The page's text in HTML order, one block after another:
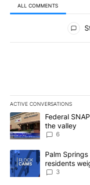
ALL COMMENTS
All Comments
ACTIVE CONVERSATIONS
The following is a list of
A trending article titled
Federal
the valley
6
A trending article titled
Palm
residents
3